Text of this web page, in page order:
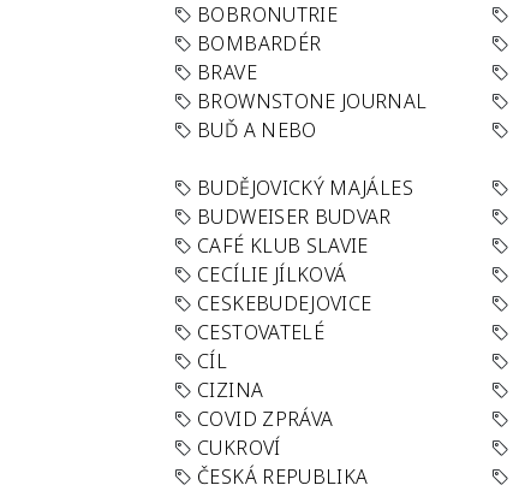
BOBRONUTRIE
BOMBARDÉR
BRAVE
BROWNSTONE JOURNAL
BUĎ A NEBO
BUDĚJOVICKÝ MAJÁLES
BUDWEISER BUDVAR
CAFÉ KLUB SLAVIE
CECÍLIE JÍLKOVÁ
CESKEBUDEJOVICE
CESTOVATELÉ
CÍL
CIZINA
COVID ZPRÁVA
CUKROVÍ
ČESKÁ REPUBLIKA